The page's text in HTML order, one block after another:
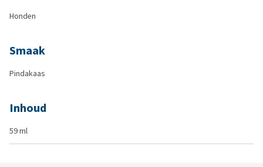
Honden
Smaak
Pindakaas
Inhoud
59 ml